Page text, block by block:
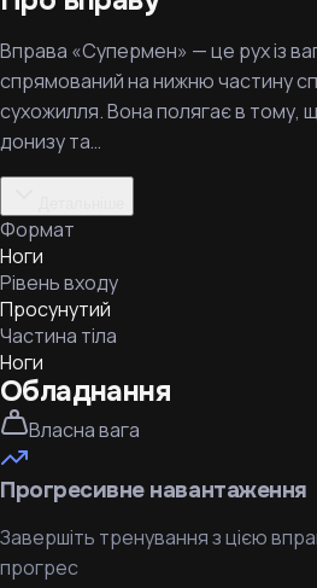
Вправа «Супермен» — це рух із
спрямований на нижню частину
сухожилля. Вона полягає в тому,
донизу та…
Формат
Ноги
Рівень входу
Просунутий
Частина тіла
Ноги
Обладнання
Власна вага
Прогресивне навантаження
Завершіть тренування з цією
прогрес